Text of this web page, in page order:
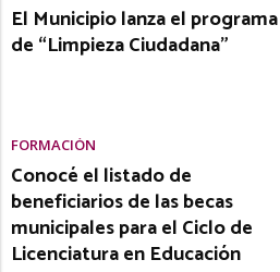
El Municipio lanza el programa
de “Limpieza Ciudadana”
FORMACIÓN
Conocé el listado de
beneficiarios de las becas
municipales para el Ciclo de
Licenciatura en Educación